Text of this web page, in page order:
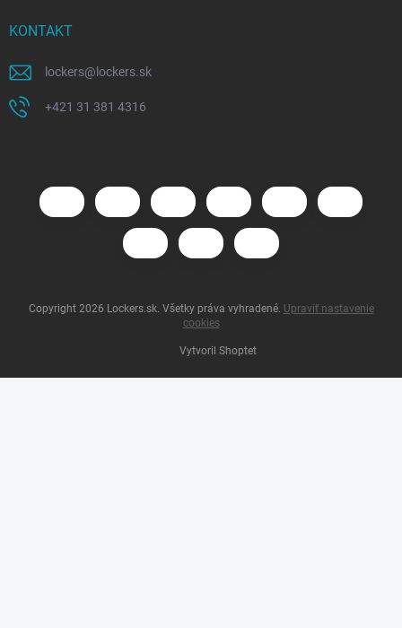
KONTAKT
lockers@ lockers.sk
+421 31 381 4316
Vytvoril Shoptet
Copyright 2026 Lockers.sk. Všetky práva vyhradené. Upraviť nastavenie
cookies